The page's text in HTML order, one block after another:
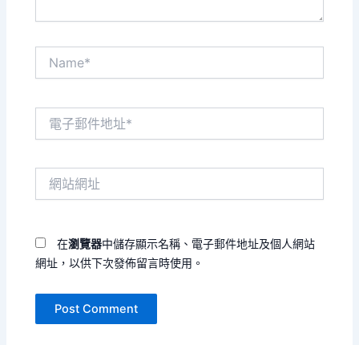
在瀏覽器中儲存顯示名稱、電子郵件地址及個人網站
網址，以供下次發佈留言時使用。